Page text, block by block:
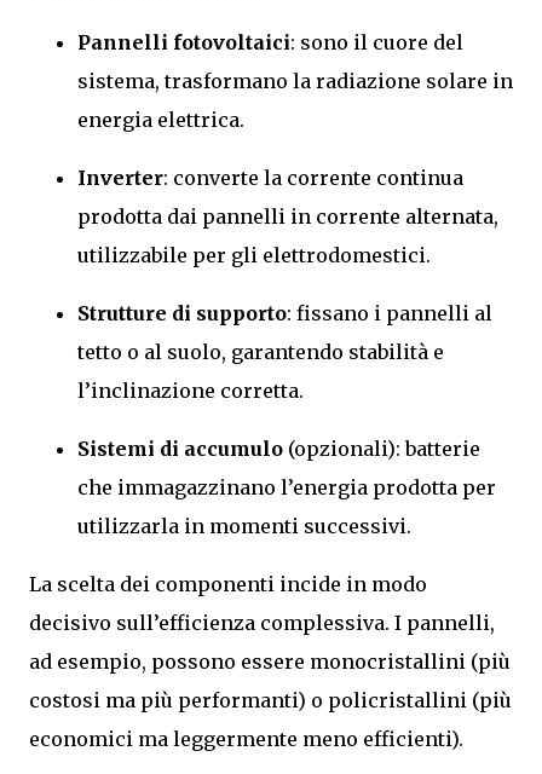
Pannelli fotovoltaici: sono il cuore del
sistema, trasformano la radiazione solare in
energia elettrica.
Inverter: converte la corrente continua
prodotta dai pannelli in corrente alternata,
utilizzabile per gli elettrodomestici.
Strutture di supporto: fissano i pannelli al
tetto o al suolo, garantendo stabilità e
l’inclinazione corretta.
Sistemi di accumulo (opzionali): batterie
che immagazzinano l’energia prodotta per
utilizzarla in momenti successivi.
La scelta dei componenti incide in modo
decisivo sull’efficienza complessiva. I pannelli,
ad esempio, possono essere monocristallini (più
costosi ma più performanti) o policristallini (più
economici ma leggermente meno efficienti).